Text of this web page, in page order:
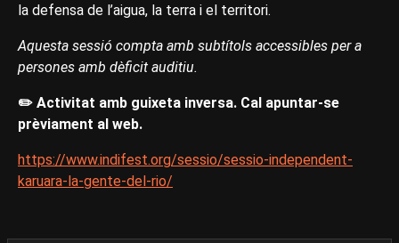
la defensa de l’aigua, la terra i el territori.
Aquesta sessió compta amb subtítols accessibles per a
persones amb dèficit auditiu.
✏️ Activitat amb guixeta inversa. Cal apuntar-se
prèviament al web.
https://www.indifest.org/sessio/sessio-independent-
karuara-la-gente-del-rio/